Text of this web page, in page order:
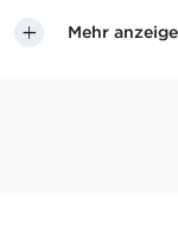
Mehr